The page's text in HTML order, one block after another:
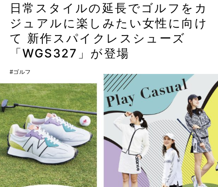
日常スタイルの延長でゴルフをカ
ジュアルに楽しみたい女性に向け
て 新作スパイクレスシューズ
「WGS327」が登場
ゴルフ